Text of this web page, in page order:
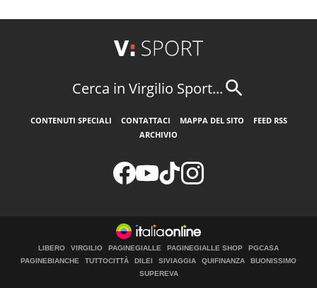
Cerca in Virgilio Sport...
CONTENUTI SPECIALI CONTATTACI MAPPA DEL SITO
FEED RSS
ARCHIVIO
LIBERO VIRGILIO PAGINEGIALLE PAGINEGIALLE SHOP
PGCASA
PAGINEBIANCHE
TUTTOCITTÀ DILEI SIVIAGGIA QUIFINANZA
BUONISSIMO
SUPEREVA